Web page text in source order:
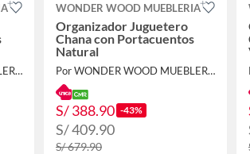
Por WONDER WOOD MUEBLERIA
WONDER WOOD MUEBLERIA
Organizador Juguetero
Chana con Portacuentos
Natural
Por WONDER WOOD MUEBLERIA
S/ 388.90 -43%
S/ 409.90
S/ 679.90